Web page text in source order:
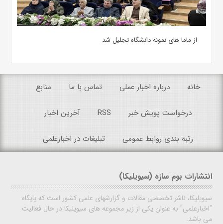
از ماما های نمونه دانشگاه تجلیل شد
خانه درباره اخبار عملی تماس با ما منابع
درخواست پویش خبر RSS آخرین اخبار
رتبه بندی روابط عمومی تبلیغات در اخبارعلمی
انتشارات بوم سازه (سیویلیکا)
سیویلیکا، ناشر تخصصی مقالات و گزارشهای علمی کشور است که پایگاه
"اخبارعلمی" به عنوان یکی از زیر مجموعه های سیویلیکا در حال فعالیت
می باشد.